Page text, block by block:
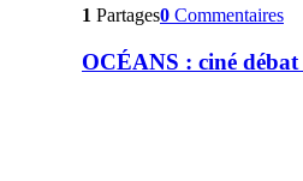
1 Partages0 Commentaires
OCÉANS : ciné débat